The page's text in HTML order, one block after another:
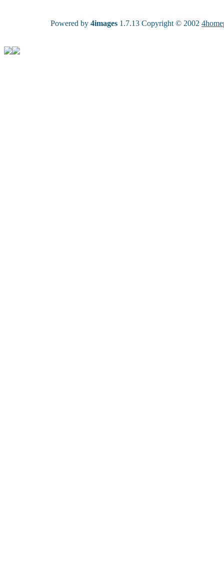
Powered by 4images 1.7.13 Copyright © 2002